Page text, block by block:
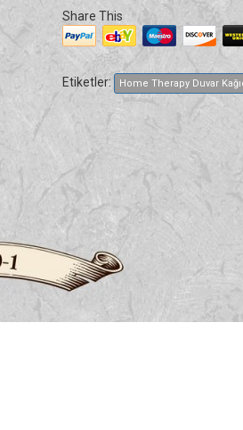
Share This
Etiketler: Home Therapy Duvar